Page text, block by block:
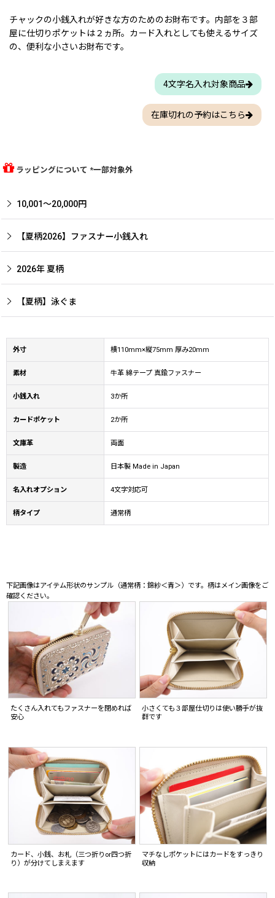
チャックの小銭入れが好きな方のためのお財布です。内部を３部
屋に仕切りポケットは２ヵ所。カード入れとしても使えるサイズ
の、便利な小さいお財布です。
4文字名入れ対象商品
在庫切れの予約はこちら
ラッピングについて *一部対象外
10,001〜20,000円
【夏柄2026】ファスナー小銭入れ
2026年 夏柄
【夏柄】泳ぐま
外寸 横110mm×縦75mm 厚み20mm
素材 牛革 綿テープ 真鍮ファスナー
小銭入れ 3か所
カードポケット 2か所
文庫革 両面
製造 日本製 Made in Japan
名入れオプション 4文字対応可
柄タイプ 通常柄
下記画像はアイテム形状のサンプル（通常柄：錦紗＜青＞）です。柄はメイン画像をご
確認ください。
たくさん入れてもファスナーを閉めれば
安心
小さくても３部屋仕切りは使い勝手が抜
群です
カード、小銭、お札（三つ折りor四つ折
り）が分けてしまえます
マチなしポケットにはカードをすっきり
収納